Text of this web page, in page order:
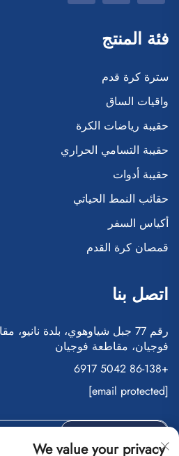
فئة المنتج
سترة كرة قدم
واقيات الساق
حقيبة رياضات الكرة
حقيبة التسامي الحراري
حقيبة أدوات
حقائب النمط الحياتي
أكياس السفر
قمصان كرة القدم
اتصل بنا
رقم 77 جبل شياوهوي، بلدة
فوجيان، مقاطعة فوجيان
+86-138 5042 6917
[email protected]
We value your privacy